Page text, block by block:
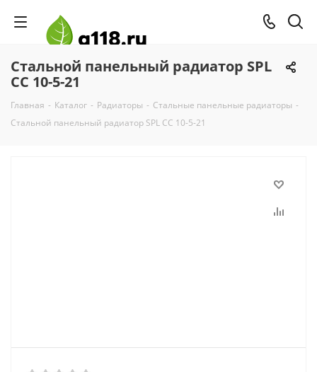
Стальной панельный радиатор SPL
CC 10-5-21
Главная - Каталог - Радиаторы - Стальные панельные радиаторы -
Стальной панельный радиатор SPL CC 10-5-21